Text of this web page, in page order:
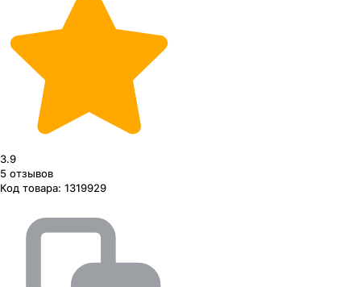
3.9
5 отзывов
Код товара: 1319929